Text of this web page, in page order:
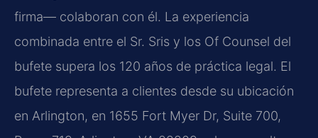
firma— colaboran con él. La experiencia
combinada entre el Sr. Sris y los Of Counsel del
bufete supera los 120 años de práctica legal. El
bufete representa a clientes desde su ubicación
en Arlington, en 1655 Fort Myer Dr, Suite 700,